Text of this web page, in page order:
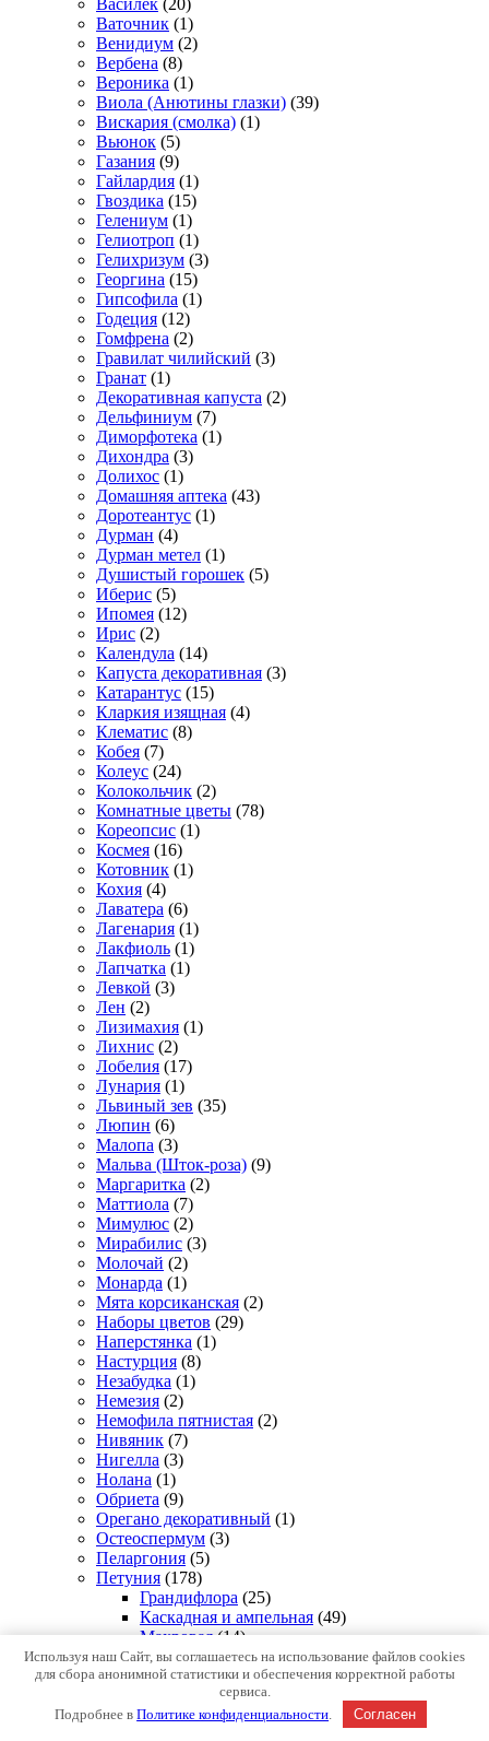
Василек (20)
Ваточник (1)
Венидиум (2)
Вербена (8)
Вероника (1)
Виола (Анютины глазки) (39)
Вискария (смолка) (1)
Вьюнок (5)
Газания (9)
Гайлардия (1)
Гвоздика (15)
Гелениум (1)
Гелиотроп (1)
Гелихризум (3)
Георгина (15)
Гипсофила (1)
Годеция (12)
Гомфрена (2)
Гравилат чилийский (3)
Гранат (1)
Декоративная капуста (2)
Дельфиниум (7)
Диморфотека (1)
Дихондра (3)
Долихос (1)
Домашняя аптека (43)
Доротеантус (1)
Дурман (4)
Дурман метел (1)
Душистый горошек (5)
Иберис (5)
Ипомея (12)
Ирис (2)
Календула (14)
Капуста декоративная (3)
Катарантус (15)
Кларкия изящная (4)
Клематис (8)
Кобея (7)
Колеус (24)
Колокольчик (2)
Комнатные цветы (78)
Кореопсис (1)
Космея (16)
Котовник (1)
Кохия (4)
Лаватера (6)
Лагенария (1)
Лакфиоль (1)
Лапчатка (1)
Левкой (3)
Лен (2)
Лизимахия (1)
Лихнис (2)
Лобелия (17)
Лунария (1)
Львиный зев (35)
Люпин (6)
Малопа (3)
Мальва (Шток-роза) (9)
Маргаритка (2)
Маттиола (7)
Мимулюс (2)
Мирабилис (3)
Молочай (2)
Монарда (1)
Мята корсиканская (2)
Наборы цветов (29)
Наперстянка (1)
Настурция (8)
Незабудка (1)
Немезия (2)
Немофила пятнистая (2)
Нивяник (7)
Нигелла (3)
Нолана (1)
Обриета (9)
Орегано декоративный (1)
Остеоспермум (3)
Пеларгония (5)
Петуния (178)
Грандифлора (25)
Каскадная и ампельная (49)
Махровая (14)
Мини (5)
Многоцветковая (18)
Петуния премиум семена
Петуния семена (5)
Используя наш Сайт, вы соглашаетесь на использование файлов cookies
для сбора анонимной статистики и обеспечения корректной работы
сервиса.
Подробнее вПолитике конфиденциальности Согласен